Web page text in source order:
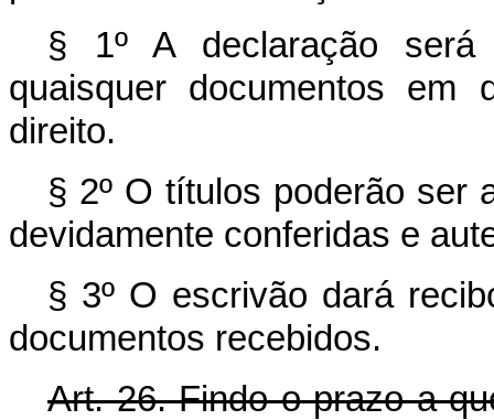
§ 1º A declaração
quaisquer documentos
direito.
§ 2º O títulos poderão ser
devidamente conferidas e
§ 3º O escrivão dará
documentos recebidos.
Art. 26. Findo o prazo a